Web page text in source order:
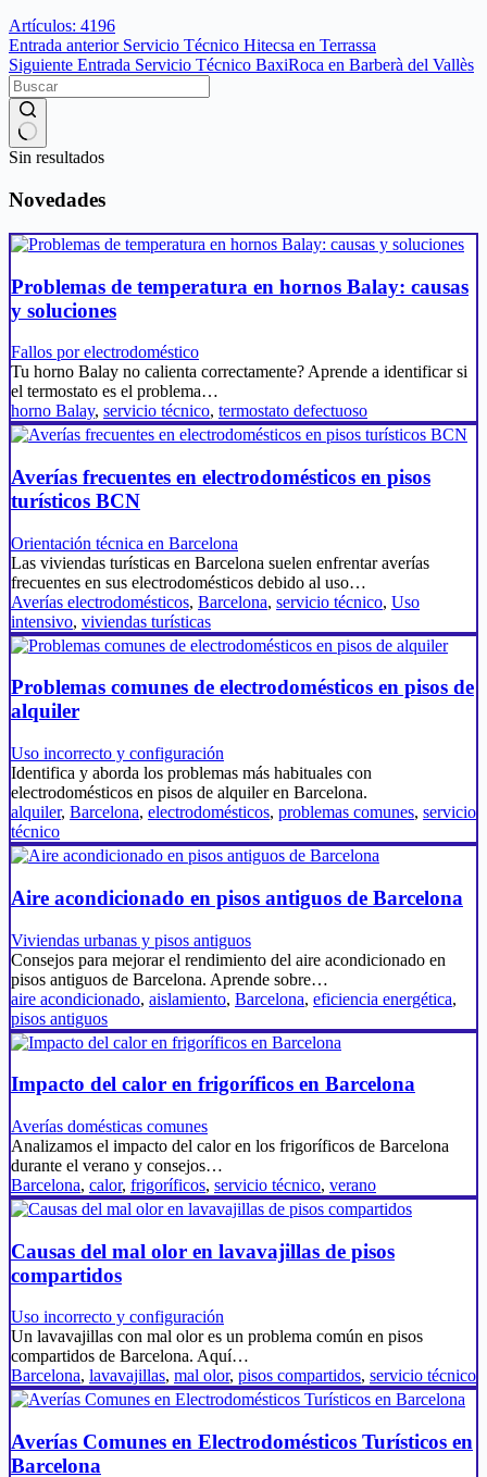
Artículos: 4196
Entrada anterior Servicio Técnico Hitecsa en Terrassa
Siguiente Entrada Servicio Técnico BaxiRoca en Barberà del Vallès
Sin resultados
Novedades
Problemas de temperatura en hornos Balay: causas
y soluciones
Fallos por electrodoméstico
Tu horno Balay no calienta correctamente? Aprende a identificar si
el termostato es el problema…
horno Balay, servicio técnico, termostato defectuoso
Averías frecuentes en electrodomésticos en pisos
turísticos BCN
Orientación técnica en Barcelona
Las viviendas turísticas en Barcelona suelen enfrentar averías
frecuentes en sus electrodomésticos debido al uso…
Averías electrodomésticos, Barcelona, servicio técnico, Uso
intensivo, viviendas turísticas
Problemas comunes de electrodomésticos en pisos de
alquiler
Uso incorrecto y configuración
Identifica y aborda los problemas más habituales con
electrodomésticos en pisos de alquiler en Barcelona.
alquiler, Barcelona, electrodomésticos, problemas comunes, servicio
técnico
Aire acondicionado en pisos antiguos de Barcelona
Viviendas urbanas y pisos antiguos
Consejos para mejorar el rendimiento del aire acondicionado en
pisos antiguos de Barcelona. Aprende sobre…
aire acondicionado, aislamiento, Barcelona, eficiencia energética,
pisos antiguos
Impacto del calor en frigoríficos en Barcelona
Averías domésticas comunes
Analizamos el impacto del calor en los frigoríficos de Barcelona
durante el verano y consejos…
Barcelona, calor, frigoríficos, servicio técnico, verano
Causas del mal olor en lavavajillas de pisos
compartidos
Uso incorrecto y configuración
Un lavavajillas con mal olor es un problema común en pisos
compartidos de Barcelona. Aquí…
Barcelona, lavavajillas, mal olor, pisos compartidos, servicio técnico
Averías Comunes en Electrodomésticos Turísticos en
Barcelona